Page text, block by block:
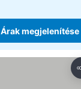
Árak megjelenítése